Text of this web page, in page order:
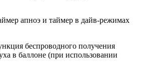
апноэ и таймер в дайв-режимах
беспроводного получения
в баллоне (при использовании